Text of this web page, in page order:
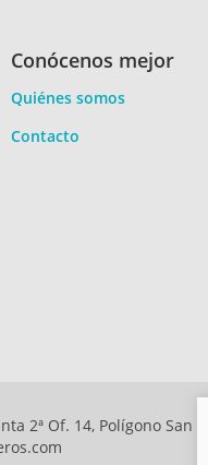
Conócenos mejor
Quiénes somos
Contacto
2ª Of. 14, Polígono San